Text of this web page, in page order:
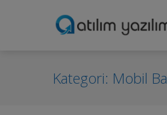
Kategori: Mobil